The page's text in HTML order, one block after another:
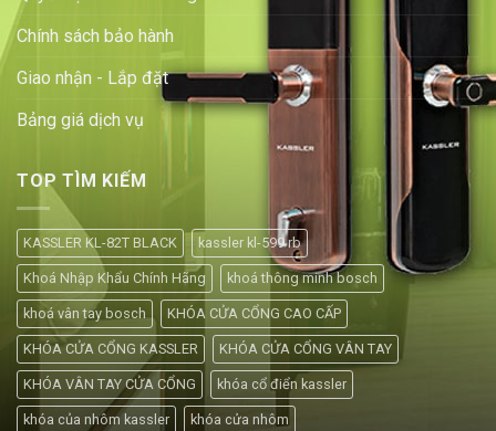
Chính sách bảo hành
Giao nhận - Lắp đặt
Bảng giá dịch vụ
TOP TÌM KIẾM
KASSLER KL-82T BLACK kassler kl-599 rb
Khoá Nhập Khẩu Chính Hãng khoá thông minh bosch
khoá vân tay bosch KHÓA CỬA CỔNG CAO CẤP
KHÓA CỬA CỔNG KASSLER KHÓA CỬA CỔNG VÂN TAY
KHÓA VÂN TAY CỬA CỔNG khóa cổ điển kassler
khóa của nhôm kassler khóa cửa nhôm